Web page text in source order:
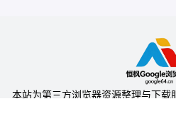
本站为第三方浏览器资源整理与下载